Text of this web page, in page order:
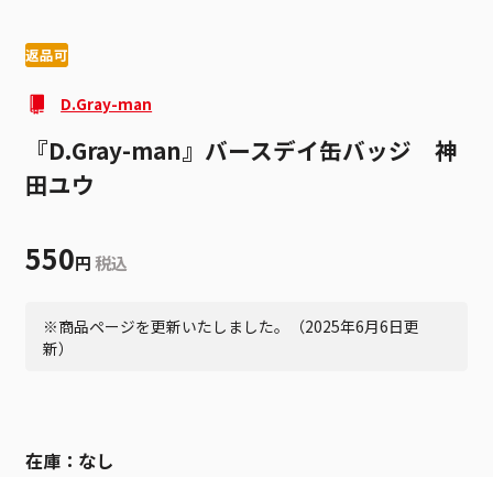
返品可
D.Gray-man
『D.Gray-man』バースデイ缶バッジ 神
田ユウ
550円 税込
※商品ページを更新いたしました。（2025年6月6日更
新）
在庫： なし